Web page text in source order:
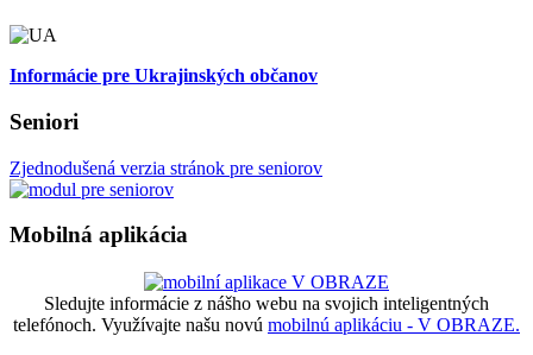
Informácie pre Ukrajinských občanov
Seniori
Zjednodušená verzia stránok pre seniorov
Mobilná aplikácia
Sledujte informácie z nášho webu na svojich inteligentných
telefónoch. Využívajte našu novú mobilnú aplikáciu - V OBRAZE.